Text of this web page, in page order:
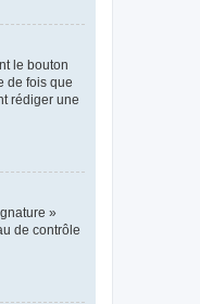
le bouton
de fois que
rédiger une
»
de contrôle